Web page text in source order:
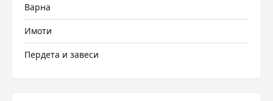
Варна
Имоти
Пердета и завеси